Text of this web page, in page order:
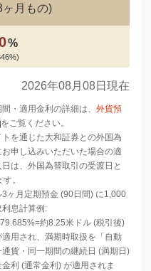
ヶ月もの)
%
%)
2026年08月08日現在
・適用金利の詳細は、 外貨預
をご覧ください。
を通じた大和証券との外国為
申し込みいただいた場合の適
は、外国為替取引の受渡日と
。
ヶ月定期預金 (90日間) に1,000
息計算例:
約8.25米ドル (税引後)
用され、満期時取扱を「自動
貨・同一期間の継続日 (満期日)
利 (通常金利) が適用されま